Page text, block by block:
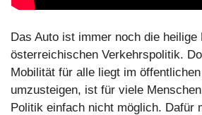
Das Auto ist immer noch die heilige
österreichischen Verkehrspolitik.
Mobilität für alle liegt im
umzusteigen, ist für viele
Politik einfach nicht möglich. Dafür